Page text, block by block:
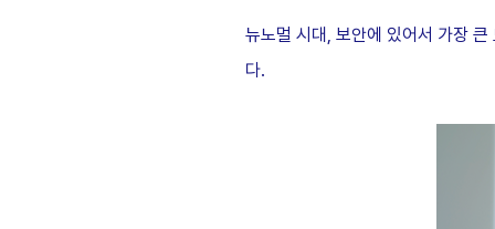
뉴노멀 시대, 보안에 있어서 가장
다.